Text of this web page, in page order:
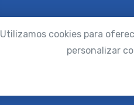
Utilizamos cookies para
personalizar